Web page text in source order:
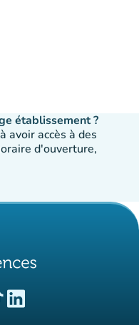
établissement ?
avoir accès à des
d'ouverture,
onglet)onglet)
(nouvel onglet)